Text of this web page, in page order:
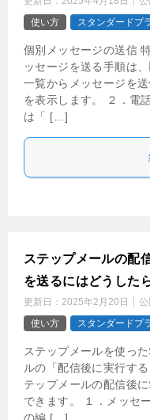
使い方
スタンダードプ
個別メッセージの送信
ッセージを送る手順は
一覧からメッセージを
を表示します。 ２．電
は「 […]
ステップメールの配
を送るにはどうした
更新日： 2025年2月20日 公
使い方
スタンダードプ
ステップメールを使っ
ルの「配信後に実行す
テップメールの配信後
できます。 １．メッセ